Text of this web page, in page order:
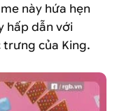
này hứa hẹn
hấp dẫn với
của King.